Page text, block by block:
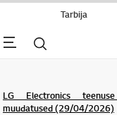
Tarbija
Otsi
LG Electronics
muudatused (29/04/2026)